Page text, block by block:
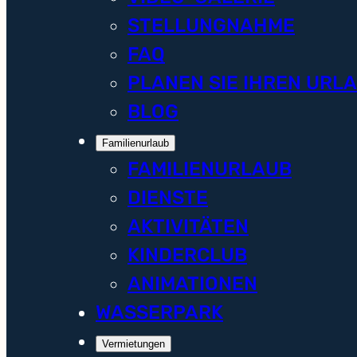
STELLUNGNAHME
FAQ
PLANEN SIE IHREN
BLOG
Familienurlaub
FAMILIENURLAUB
DIENSTE
AKTIVITÄTEN
KINDERCLUB
ANIMATIONEN
WASSERPARK
Vermietungen